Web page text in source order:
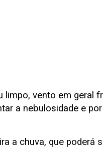
limpo, vento em
a nebulosidade e
a chuva, que